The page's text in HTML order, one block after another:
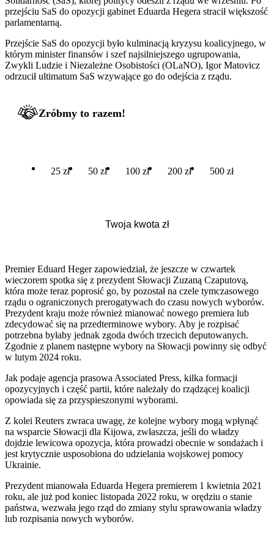
przejściu SaS do opozycji gabinet Eduarda Hegera stracił większość
parlamentarną.
Przejście SaS do opozycji było kulminacją kryzysu koalicyjnego, w
którym minister finansów i szef najsilniejszego ugrupowania,
Zwykli Ludzie i Niezależne Osobistości (OLaNO), Igor Matovicz
odrzucił ultimatum SaS wzywające go do odejścia z rządu.
Zróbmy to razem!
25 zł 50 zł 100 zł 200 zł 500 zł
Premier Eduard Heger zapowiedział, że jeszcze w czwartek
wieczorem spotka się z prezydent Słowacji Zuzaną Czaputovą,
która może teraz poprosić go, by pozostał na czele tymczasowego
rządu o ograniczonych prerogatywach do czasu nowych wyborów.
Prezydent kraju może również mianować nowego premiera lub
zdecydować się na przedterminowe wybory. Aby je rozpisać
potrzebna byłaby jednak zgoda dwóch trzecich deputowanych.
Zgodnie z planem następne wybory na Słowacji powinny się odbyć
w lutym 2024 roku.
Jak podaje agencja prasowa Associated Press, kilka formacji
opozycyjnych i część partii, które należały do rządzącej koalicji
opowiada się za przyspieszonymi wyborami.
Z kolei Reuters zwraca uwagę, że kolejne wybory mogą wpłynąć
na wsparcie Słowacji dla Kijowa, zwłaszcza, jeśli do władzy
dojdzie lewicowa opozycja, która prowadzi obecnie w sondażach i
jest krytycznie usposobiona do udzielania wojskowej pomocy
Ukrainie.
Prezydent mianowała Eduarda Hegera premierem 1 kwietnia 2021
roku, ale już pod koniec listopada 2022 roku, w orędziu o stanie
państwa, wezwała jego rząd do zmiany stylu sprawowania władzy
lub rozpisania nowych wyborów.